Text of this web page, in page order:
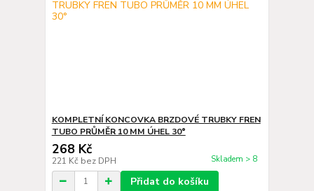
KOMPLETNÍ KONCOVKA BRZDOVÉ TRUBKY FREN
TUBO PRŮMĚR 10 MM ÚHEL 30°
268 Kč
221 Kč bez DPH Skladem > 8
Přidat do košíku